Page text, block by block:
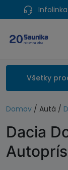
Infolinka
Všetky
Domov / Autá /
Dacia